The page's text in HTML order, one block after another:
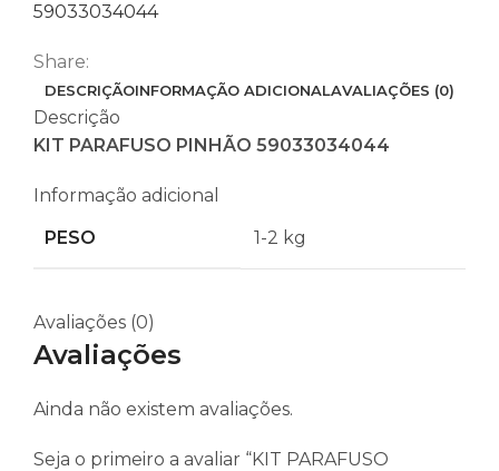
59033034044
Share:
DESCRIÇÃOINFORMAÇÃO ADICIONALAVALIAÇÕES (0)
Descrição
KIT PARAFUSO PINHÃO 59033034044
Informação adicional
PESO
1-2 kg
Avaliações (0)
Avaliações
Ainda não existem avaliações.
Seja o primeiro a avaliar “KIT PARAFUSO